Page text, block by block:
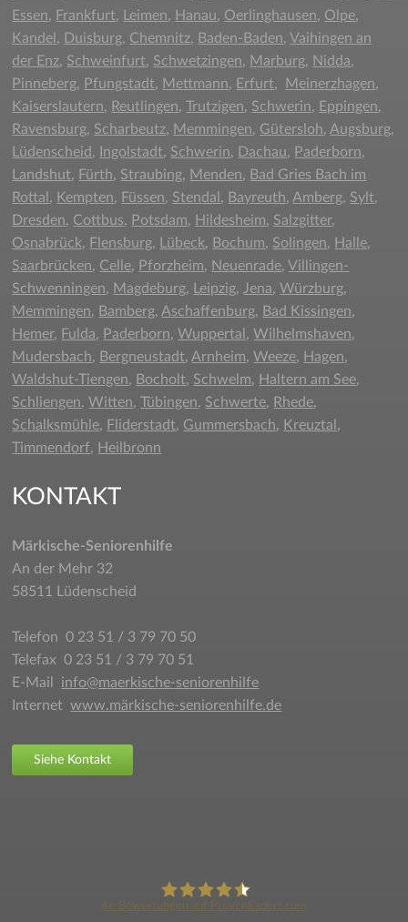
Essen, Frankfurt, Leimen, Hanau, Oerlinghausen, Olpe,
Kandel , Duisburg, Chemnitz, Baden-Baden,Vaihingen an
der Enz, Schweinfurt, Schwetzingen, Marburg, Nidda,
Pinneberg, Pfungstadt, Mettmann, Erfurt, Meinerzhagen,
Kaiserslautern, Reutlingen,Trutzigen, Schwerin, Eppingen,
Ravensburg, Scharbeutz, Memmingen, Gütersloh, Augsburg,
Lüdenscheid , Ingolstadt, Schwerin, Dachau, Paderborn,
Landshut, Fürth, Straubing, Menden, Bad Gries Bach im
Rottal , Kempten, Füssen, Stendal , Bayreuth, Amberg, Sylt,
Dresden, Cottbus, Potsdam, Hildesheim, Salzgitter,
Osnabrück, Flensburg, Lübeck, Bochum, Solingen, Halle,
Saarbrücken, Celle, Pforzheim, Neuenrade,Villingen-
Schwenningen, Magdeburg, Leipzig, Jena,Würzburg,
Memmingen, Bamberg, Aschaffenburg, Bad Kissingen,
Hemer, Fulda, Paderborn,Wuppertal ,Wilhelmshaven,
Mudersbach, Bergneustadt, Arnheim,Weeze, Hagen,
Waldshut-Tiengen, Bocholt, Schwelm, Haltern am See,
Schliengen,Witten,Tübingen, Schwerte, Rhede,
Schalksmühle, Fliderstadt, Gummersbach, Kreuztal ,
Timmendorf, Heilbronn
KONTAKT
Märkische-Seniorenhilfe
An der Mehr 32
58511 Lüdenscheid
Telefon 0 23 51 / 3 79 70 50
Telefax 0 23 51 / 3 79 70 51
E-Mail info@maerkische-seniorenhilfe
Internetwww.märkische-seniorenhilfe.de
Siehe Kontakt
66 Bewertungen auf ProvenExpert.com